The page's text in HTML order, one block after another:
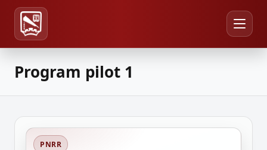
Program pilot 1
PNRR